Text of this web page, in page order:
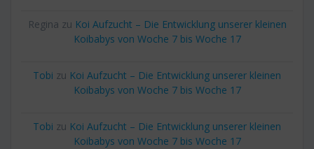
Regina zu Koi Aufzucht – Die Entwicklung unserer kleinen
Koibabys von Woche 7 bis Woche 17
Tobi zu Koi Aufzucht – Die Entwicklung unserer kleinen
Koibabys von Woche 7 bis Woche 17
Tobi zu Koi Aufzucht – Die Entwicklung unserer kleinen
Koibabys von Woche 7 bis Woche 17